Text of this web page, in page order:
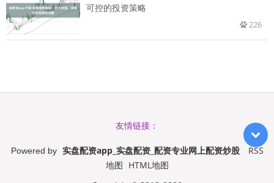
可控的投资策略
226
友情链接：
Powered by 实盘配资app_实盘配资_配资专业网上配资炒股
RSS
地图 HTML地图